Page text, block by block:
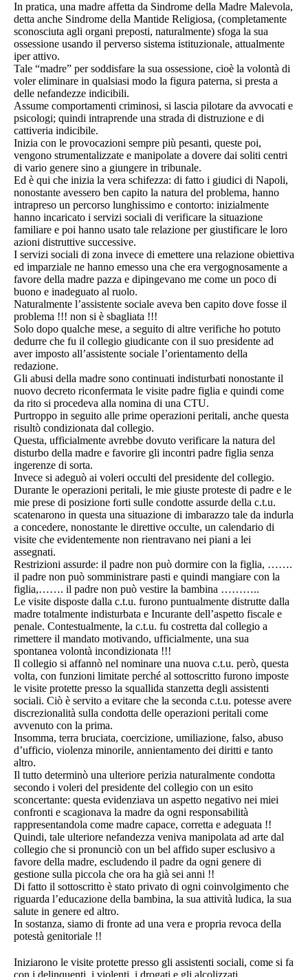
In pratica, una madre affetta da Sindrome della Madre Malevola,
detta anche Sindrome della Mantide Religiosa, (completamente
sconosciuta agli organi preposti, naturalmente) sfoga la sua
ossessione usando il perverso sistema istituzionale, attualmente
iper attivo.
Tale “madre” per soddisfare la sua ossessione, cioè la volontà di
voler eliminare in qualsiasi modo la figura paterna, si presta a
delle nefandezze indicibili.
Assume comportamenti criminosi, si lascia pilotare da avvocati e
psicologi; quindi intraprende una strada di distruzione e di
cattiveria indicibile.
Inizia con le provocazioni sempre più pesanti, queste poi,
vengono strumentalizzate e manipolate a dovere dai soliti centri
di vario genere sino a giungere in tribunale.
Ed è qui che inizia la vera schifezza: di fatto i giudici di Napoli,
nonostante avessero ben capito la natura del problema, hanno
intrapreso un percorso lunghissimo e contorto: inizialmente
hanno incaricato i servizi sociali di verificare la situazione
familiare e poi hanno usato tale relazione per giustificare le loro
azioni distruttive successive.
I servizi sociali di zona invece di emettere una relazione obiettiva
ed imparziale ne hanno emesso una che era vergognosamente a
favore della madre pazza e dipingevano me come un poco di
buono e inadeguato al ruolo.
Naturalmente l’assistente sociale aveva ben capito dove fosse il
problema !!! non si è sbagliata !!!
Solo dopo qualche mese, a seguito di altre verifiche ho potuto
dedurre che fu il collegio giudicante con il suo presidente ad
aver imposto all’assistente sociale l’orientamento della
redazione.
Gli abusi della madre sono continuati indisturbati nonostante il
nuovo decreto riconfermata le visite padre figlia e quindi come
da rito si procedeva alla nomina di una CTU.
Purtroppo in seguito alle prime operazioni peritali, anche questa
risultò condizionata dal collegio.
Questa, ufficialmente avrebbe dovuto verificare la natura del
disturbo della madre e favorire gli incontri padre figlia senza
ingerenze di sorta.
Invece si adeguò ai voleri occulti del presidente del collegio.
Durante le operazioni peritali, le mie giuste proteste di padre e le
mie prese di posizione forti sulle condotte assurde della c.t.u.
scatenarono in questa una situazione di imbarazzo tale da indurla
a concedere, nonostante le direttive occulte, un calendario di
visite che evidentemente non rientravano nei piani a lei
assegnati.
Restrizioni assurde: il padre non può dormire con la figlia, …….
il padre non può somministrare pasti e quindi mangiare con la
figlia,……. il padre non può vestire la bambina ………..
Le visite disposte dalla c.t.u. furono puntualmente distrutte dalla
madre totalmente indisturbata e Incurante dell’aspetto fiscale e
penale. Contestualmente, la c.t.u. fu costretta dal collegio a
rimettere il mandato motivando, ufficialmente, una sua
spontanea volontà incondizionata !!!
Il collegio si affannò nel nominare una nuova c.t.u. però, questa
volta, con funzioni limitate perché al sottoscritto furono imposte
le visite protette presso la squallida stanzetta degli assistenti
sociali. Ciò è servito a evitare che la seconda c.t.u. potesse avere
discrezionalità sulla condotta delle operazioni peritali come
avvenuto con la prima.
Insomma, terra bruciata, coercizione, umiliazione, falso, abuso
d’ufficio, violenza minorile, annientamento dei diritti e tanto
altro.
Il tutto determinò una ulteriore perizia naturalmente condotta
secondo i voleri del presidente del collegio con un esito
sconcertante: questa evidenziava un aspetto negativo nei miei
confronti e scagionava la madre da ogni responsabilità
rappresentandola come madre capace, corretta e adeguata !!
Quindi, tale ulteriore nefandezza veniva manipolata ad arte dal
collegio che si pronunciò con un bel affido super esclusivo a
favore della madre, escludendo il padre da ogni genere di
gestione sulla piccola che ora ha già sei anni !!
Di fatto il sottoscritto è stato privato di ogni coinvolgimento che
riguarda l’educazione della bambina, la sua attività ludica, la sua
salute in genere ed altro.
In sostanza, siamo di fronte ad una vera e propria revoca della
potestà genitoriale !!
Iniziarono le visite protette presso gli assistenti sociali, come si fa